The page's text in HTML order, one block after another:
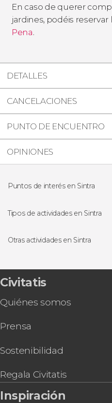
En caso de querer
jardines, podéis reservar
Pena.
DETALLES
CANCELACIONES
PUNTO DE ENCUENTRO
OPINIONES
Puntos de interés en Sintra
Quinta da Regaleira
Tipos de actividades en Sintra
Otras actividades en Sintra
Entrada al Castelo dos
Entrada al Palacio de
Autobús turístico de
jardines
Entrada al Palacio
Entrada al Centro
Leyendas de Sintra
Civitatis
Quiénes somos
Prensa
Sostenibilidad
Regala Civitatis
Inspiración